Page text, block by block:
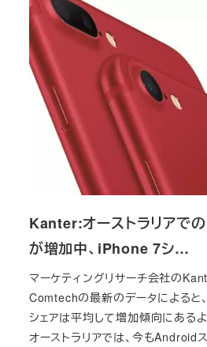
Kanter:オーストラリアで
が増加中、iPhone 7シ…
マーケティングリサーチ会社の
Comtechの最新のデータによると
シェアは平均して増加傾向にある
オーストラリアでは、今もAndroid